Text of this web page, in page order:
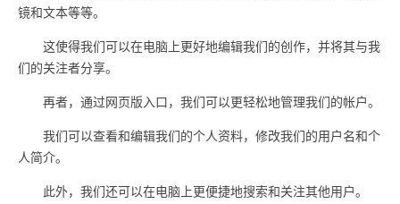
镜和文本等等。
这使得我们可以在电脑上更好地编辑我们的创作，并将其与我
们的关注者分享。
再者，通过网页版入口，我们可以更轻松地管理我们的帐户。
我们可以查看和编辑我们的个人资料，修改我们的用户名和个
人简介。
此外，我们还可以在电脑上更便捷地搜索和关注其他用户。